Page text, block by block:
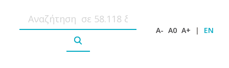
A- A0 A+ | EN